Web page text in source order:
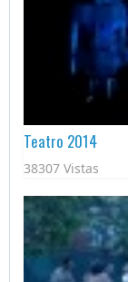
Teatro 2014
38307 Vistas